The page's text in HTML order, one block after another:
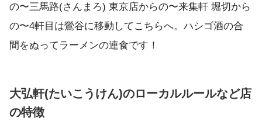
の〜三馬路(さんまろ) 東京店からの〜来集軒 堀切から
の〜4軒目は鶯谷に移動してこちらへ。ハシゴ酒の合
間をぬってラーメンの連食です！
大弘軒(たいこうけん)のローカルルールなど店
の特徴